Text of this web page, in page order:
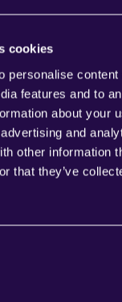
cookies
personalise content
features and to
about your
and
other information
that they’ve
w/d)